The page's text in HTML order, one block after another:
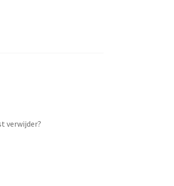
verwijder?